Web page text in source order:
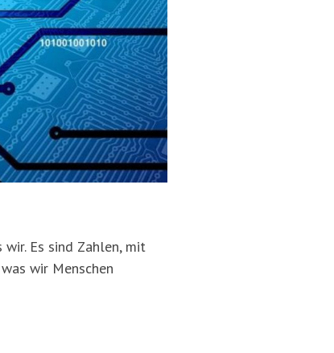
Es sind Zahlen, mit
wir Menschen